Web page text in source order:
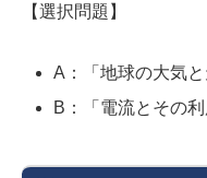
【選択問題】
A：「地球の大気と
B：「電流とその利